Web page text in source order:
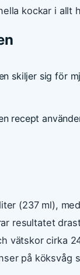
kockar i allt
skiljer sig för
recept
(237 ml),
resultatet
vätskor cirka
på köksvåg